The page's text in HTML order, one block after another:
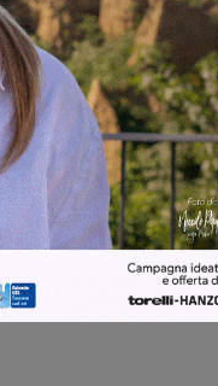
Smart Cities,
torna il bando per
Estrair